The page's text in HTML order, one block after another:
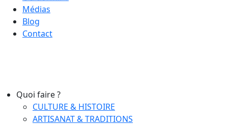
Médias
Blog
Contact
Quoi faire ?
CULTURE & HISTOIRE
ARTISANAT & TRADITIONS